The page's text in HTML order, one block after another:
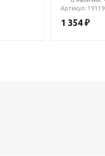
Артикул:
1 354 ₽